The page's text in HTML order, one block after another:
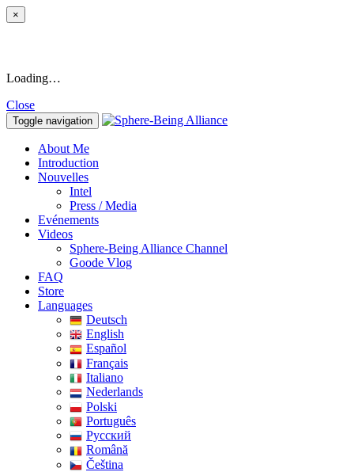
×
Loading…
Close
Toggle navigation
About Me
Introduction
Nouvelles
Intel
Press / Media
Evénements
Videos
Sphere-Being Alliance Channel
Goode Vlog
FAQ
Store
Languages
Deutsch
English
Español
Français
Italiano
Nederlands
Polski
Português
Pусский
Română
Čeština